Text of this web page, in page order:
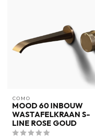
COMO
MOOD 60 INBOUW
WASTAFELKRAAN S-
LINE ROSE GOUD